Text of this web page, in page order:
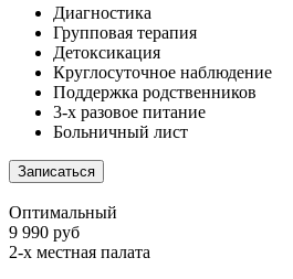
Диагностика
Групповая терапия
Детоксикация
Круглосуточное наблюдение
Поддержка родственников
3-х разовое питание
Больничный лист
Записаться
Оптимальный
9 990 руб
2-х местная палата